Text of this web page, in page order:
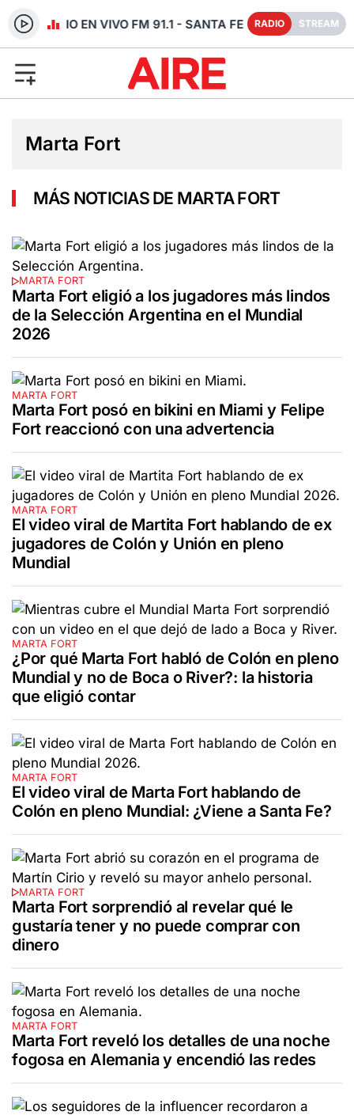
RADIO EN VIVO FM 91.1 - SANTA FE RADIO STREAM
Marta Fort
MÁS NOTICIAS DE MARTA FORT
MARTA FORT
Marta Fort eligió a los jugadores más lindos
de la Selección Argentina en el Mundial
2026
MARTA FORT
Marta Fort posó en bikini en Miami y Felipe
Fort reaccionó con una advertencia
MARTA FORT
El video viral de Martita Fort hablando de ex
jugadores de Colón y Unión en pleno
Mundial
MARTA FORT
¿Por qué Marta Fort habló de Colón en pleno
Mundial y no de Boca o River?: la historia
que eligió contar
MARTA FORT
El video viral de Marta Fort hablando de
Colón en pleno Mundial: ¿Viene a Santa Fe?
MARTA FORT
Marta Fort sorprendió al revelar qué le
gustaría tener y no puede comprar con
dinero
MARTA FORT
Marta Fort reveló los detalles de una noche
fogosa en Alemania y encendió las redes